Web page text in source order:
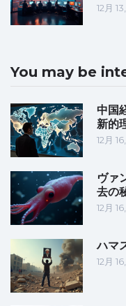
12月
You may be
中国
新的
12月
ヴァ
去の
12月
ハマ
12月